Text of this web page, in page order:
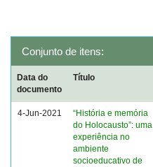
Conjunto de itens:
Data do
documento
Título
4-Jun-2021
“História e memória
do Holocausto”: uma
experiência no
ambiente
socioeducativo de